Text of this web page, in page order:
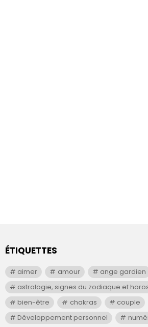
ÉTIQUETTES
aimer amour
ange gardien
astrologie, signes du zodiaque et
bien-être
chakras couple
Développement personnel